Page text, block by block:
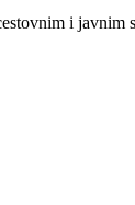
i javnim